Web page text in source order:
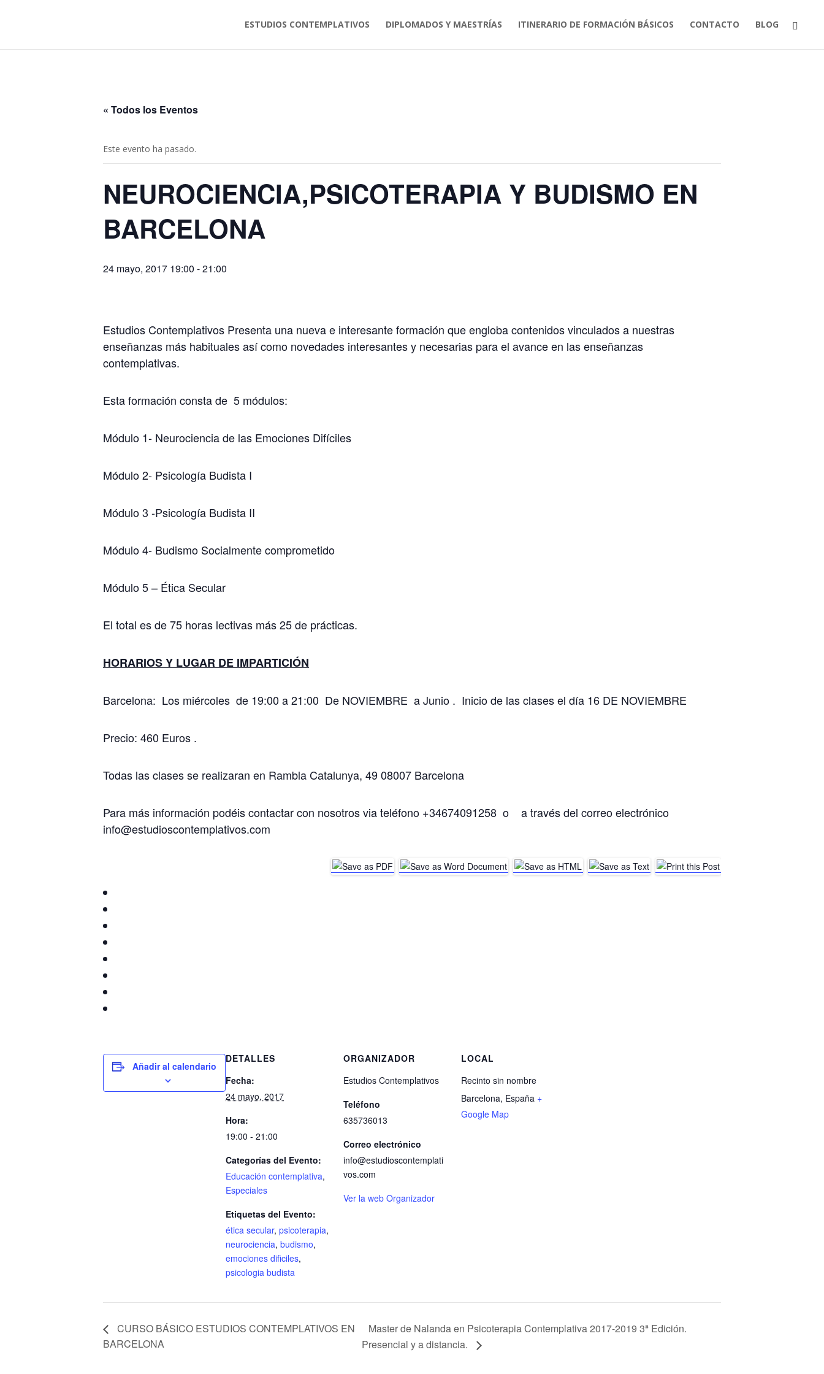
ESTUDIOS CONTEMPLATIVOS DIPLOMADOS Y MAESTRÍAS ITINERARIO DE FORMACIÓN BÁSICOS CONTACTO BLOG
« Todos los Eventos
Este evento ha pasado.
NEUROCIENCIA,PSICOTERAPIA Y BUDISMO EN
BARCELONA
24 mayo, 2017 19:00 -21:00
Estudios Contemplativos Presenta una nueva e interesante formación que engloba contenidos vinculados a nuestras
enseñanzas más habituales así como novedades interesantes y necesarias para el avance en las enseñanzas
contemplativas.
Esta formación consta de 5 módulos:
Módulo 1- Neurociencia de las Emociones Difíciles
Módulo 2- Psicología Budista I
Módulo 3 -Psicología Budista II
Módulo 4- Budismo Socialmente comprometido
Módulo 5 – Ética Secular
El total es de 75 horas lectivas más 25 de prácticas.
HORARIOS Y LUGAR DE IMPARTICIÓN
Barcelona: Los miércoles de 19:00 a 21:00 De NOVIEMBRE a Junio . Inicio de las clases el día 16 DE NOVIEMBRE
Precio: 460 Euros .
Todas las clases se realizaran en Rambla Catalunya, 49 08007 Barcelona
Para más información podéis contactar con nosotros via teléfono +34674091258 o a través del correo electrónico
info@estudioscontemplativos.com
Añadir al calendario
DETALLES
Fecha:
24 mayo, 2017
Hora:
19:00 - 21:00
Categorías del Evento:
Educación contemplativa,
Especiales
Etiquetas del Evento:
ética secular, psicoterapia,
neurociencia, budismo,
emociones dificiles,
psicologia budista
ORGANIZADOR
Estudios Contemplativos
Teléfono
635736013
Correo electrónico
info@estudioscontemplati
vos.com
Ver la web Organizador
LOCAL
Recinto sin nombre
Barcelona, España +
Google Map
CURSO BÁSICO ESTUDIOS CONTEMPLATIVOS EN
BARCELONA
Master de Nalanda en Psicoterapia Contemplativa 2017-2019 3ª Edición.
Presencial y a distancia.